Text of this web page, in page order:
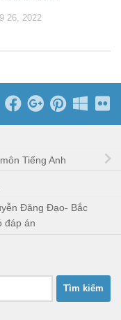
26, 2022
Tiếng Anh
Đăng Đạo- Bắc
đáp án